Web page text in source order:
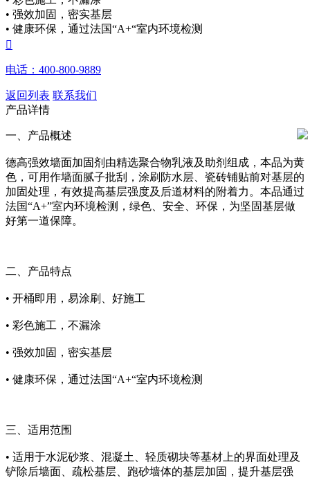
• 强效加固，密实基层
• 健康环保，通过法国“A+“室内环境检测

电话：400-800-9889
返回列表 联系我们
产品详情
一、产品概述
德高强效墙面加固剂由精选聚合物乳液及助剂组成，本品为黄
色，可用作墙面腻子批刮，涂刷防水层、瓷砖铺贴前对基层的
加固处理，有效提高基层强度及后道材料的附着力。本品通过
法国“A+”室内环境检测，绿色、安全、环保，为坚固基层做
好第一道保障。
二、产品特点
• 开桶即用，易涂刷、好施工
• 彩色施工，不漏涂
• 强效加固，密实基层
• 健康环保，通过法国“A+“室内环境检测
三、适用范围
• 适用于水泥砂浆、混凝土、轻质砌块等基材上的界面处理及
铲除后墙面、疏松基层、跑砂墙体的基层加固，提升基层强